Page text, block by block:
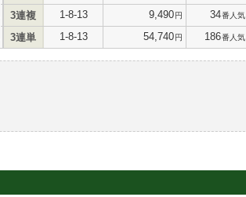
3連複 1-8-13 9,490円 34番人気
3連単 1-8-13 54,740円 186番人気